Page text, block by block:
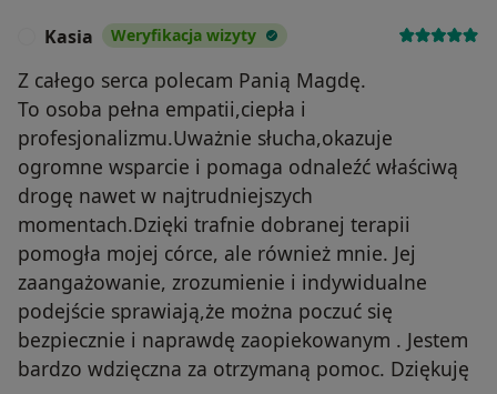
Kasia Weryfikacja wizyty
Z całego serca polecam Panią Magdę.
To osoba pełna empatii,ciepła i
profesjonalizmu.Uważnie słucha,okazuje
ogromne wsparcie i pomaga odnaleźć właściwą
drogę nawet w najtrudniejszych
momentach.Dzięki trafnie dobranej terapii
pomogła mojej córce, ale również mnie. Jej
zaangażowanie, zrozumienie i indywidualne
podejście sprawiają,że można poczuć się
bezpiecznie i naprawdę zaopiekowanym . Jestem
bardzo wdzięczna za otrzymaną pomoc. Dziękuję